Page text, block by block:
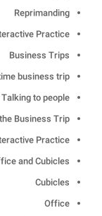
Reprimanding
Practice
Business Trips
business trip
Talking to people
Business Trip
Practice
and Cubicles
Cubicles
Office